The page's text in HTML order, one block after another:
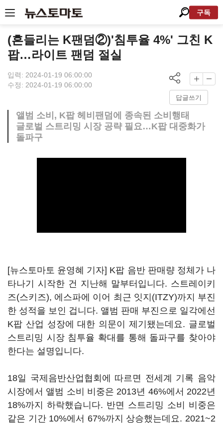
구독
(흔들리는 K팬덤②)'침투율 4%' 그친 K
팝…라이트 팬덤 절실
입력: 2024-01-19 06:00:00
수정: 2024-01-19 06:00:00
답글쓰기
앨범 소비, K팝 헤비팬덤에 종속된 소비행태
글로벌 스트리밍 시장 공략 필요…K팝 대중화가
돌파구
[뉴스토마토 윤영혜 기자] K팝 음반 판매량 정체가 나
타나기 시작한 건 지난해 말부터입니다. 스트레이키
즈(스키즈), 에스파에 이어 최근 잇지(ITZY)까지 부진
한 성적을 보인 겁니다. 앨범 판매 부진으로 일각에선
K팝 산업 성장에 대한 의문이 제기됐는데요. 글로벌
스트리밍 시장 침투율 확대를 통해 돌파구를 찾아야
한다는 설명입니다.
18일 국제음반산업협회에 따르면 전세계 기록 음악
시장에서 앨범 소비 비중은 2013년 46%에서 2022년
18%까지 하락했습니다. 반면 스트리밍 소비 비중은
같은 기간 10%에서 67%까지 상승했는데요. 2021~2